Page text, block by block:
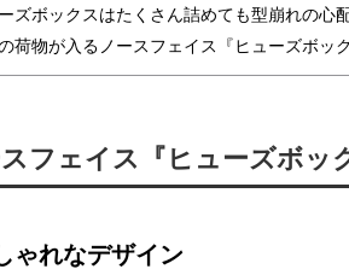
ズボックスはたくさん詰めても型崩れの心
荷物が入るノースフェイス『ヒューズボッ
フェイス『ヒューズボッ
ゃれなデザイン